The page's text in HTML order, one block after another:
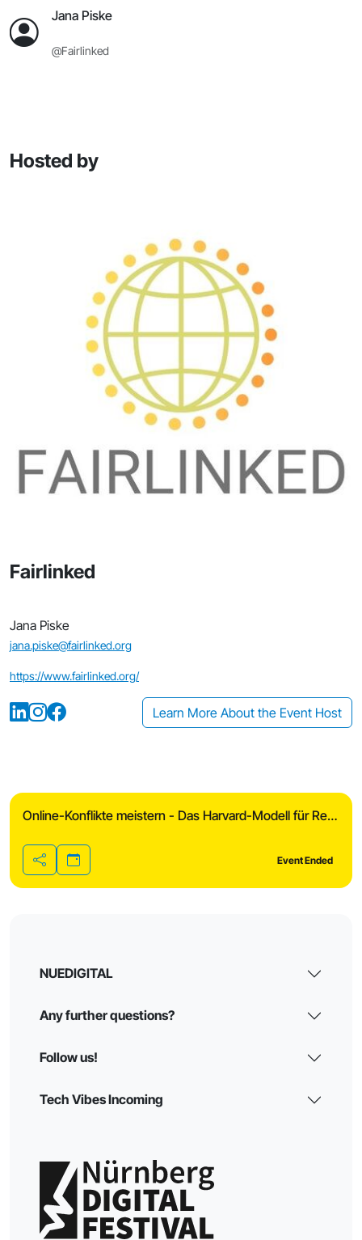
Jana Piske
@Fairlinked
Hosted by
Fairlinked
Jana Piske
jana.piske@fairlinked.org
https://www.fairlinked.org/
Learn More About the Event Host
Online-Konflikte meistern - Das Harvard-Modell für Remote Leadership
Share
Event Ended
NUEDIGITAL
Any further questions?
Follow us!
Tech Vibes Incoming